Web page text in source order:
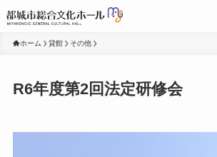
ホーム 貸館 その他
R6年度第2回法定研修会